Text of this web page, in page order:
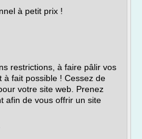
à petit prix !
restrictions, à faire pâlir vos
fait possible ! Cessez de
votre site web. Prenez
afin de vous offrir un site